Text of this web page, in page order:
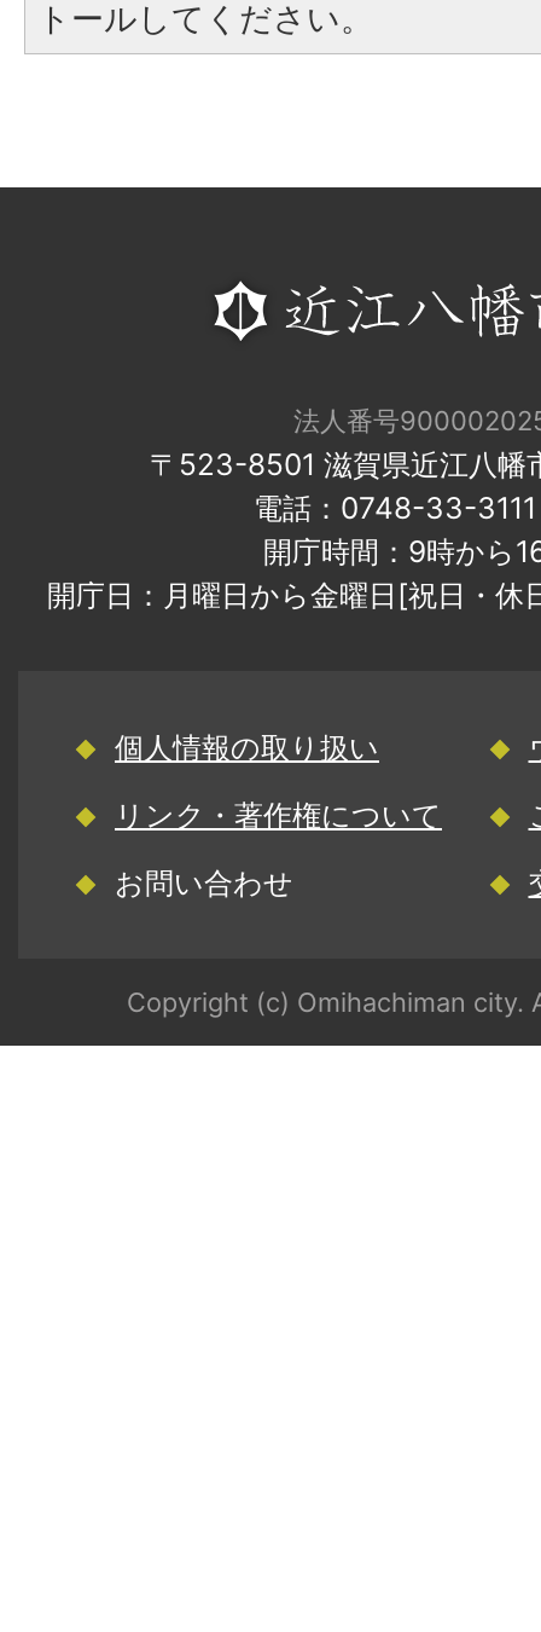
トールしてください。
法人番号
〒523-8501 滋賀県近江八幡
電話：0748-33-
開庁時間：9時から
開庁日：月曜日から金曜日[祝日・
個人情報の取り扱い
リンク・著作権について
お問い合わせ
Copyright (c) Omihachiman city.